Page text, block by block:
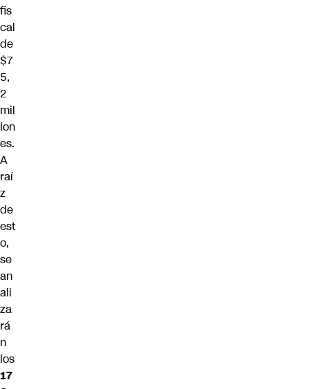
fis
cal
de
$7
5,
2
mil
lon
es.
A
raí
z
de
est
o,
se
an
ali
za
rá
n
los
17